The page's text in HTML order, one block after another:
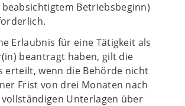
Betriebsbeginn)
Erlaubnis für eine Tätigkeit als
beantragt haben, gilt die
erteilt, wenn die Behörde nicht
Frist von drei Monaten nach
vollständigen Unterlagen über